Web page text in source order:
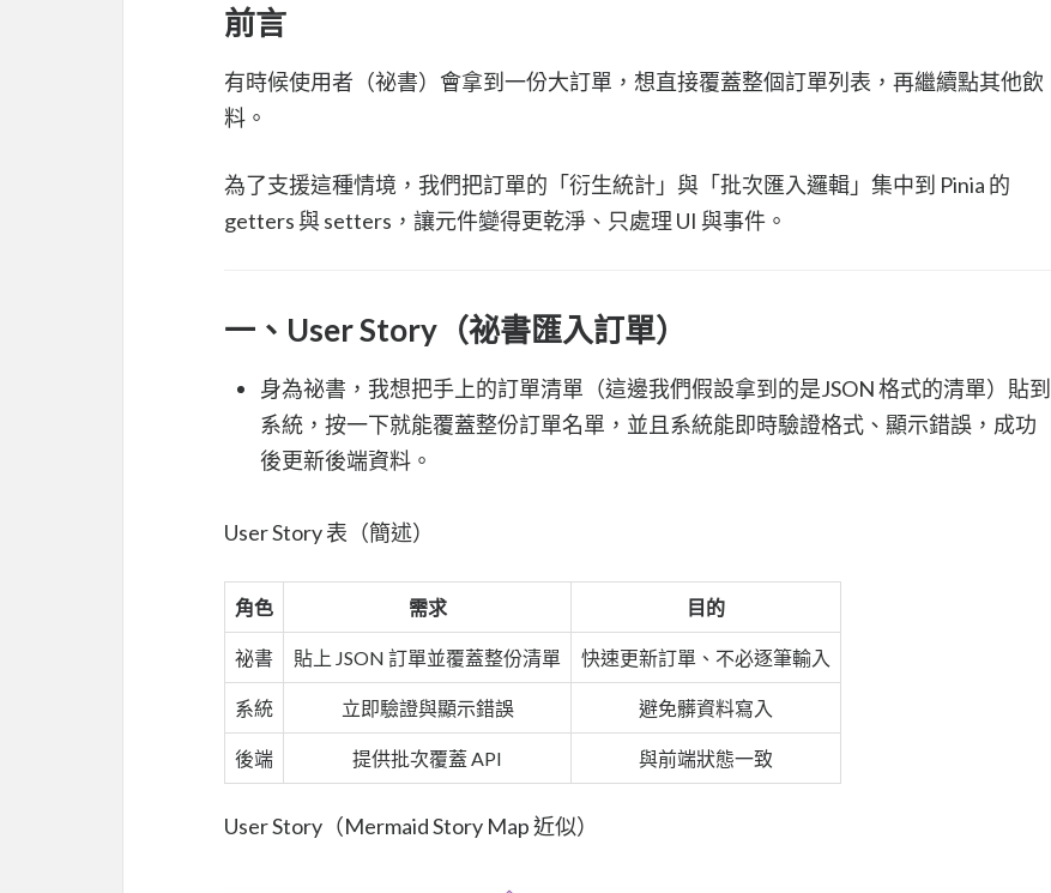
前言
有時候使用者（祕書）會拿到一份大訂單，想直接覆蓋整個訂單列表，再繼續點其他飲
料。
為了支援這種情境，我們把訂單的「衍生統計」與「批次匯入邏輯」集中到 Pinia 的
getters 與 setters，讓元件變得更乾淨、只處理 UI 與事件。
一、User Story（祕書匯入訂單）
身為祕書，我想把手上的訂單清單（這邊我們假設拿到的是JSON 格式的清單）貼到
系統，按一下就能覆蓋整份訂單名單，並且系統能即時驗證格式、顯示錯誤，成功
後更新後端資料。
User Story 表（簡述）
角色 需求 目的
祕書 貼上 JSON 訂單並覆蓋整份清單 快速更新訂單、不必逐筆輸入
系統 立即驗證與顯示錯誤 避免髒資料寫入
後端 提供批次覆蓋 API 與前端狀態一致
User Story（Mermaid Story Map 近似）